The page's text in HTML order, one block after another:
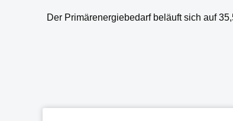
Der Primärenergiebedarf beläuft sich auf